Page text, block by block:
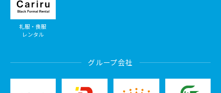
礼服・喪服
レンタル
グループ会社